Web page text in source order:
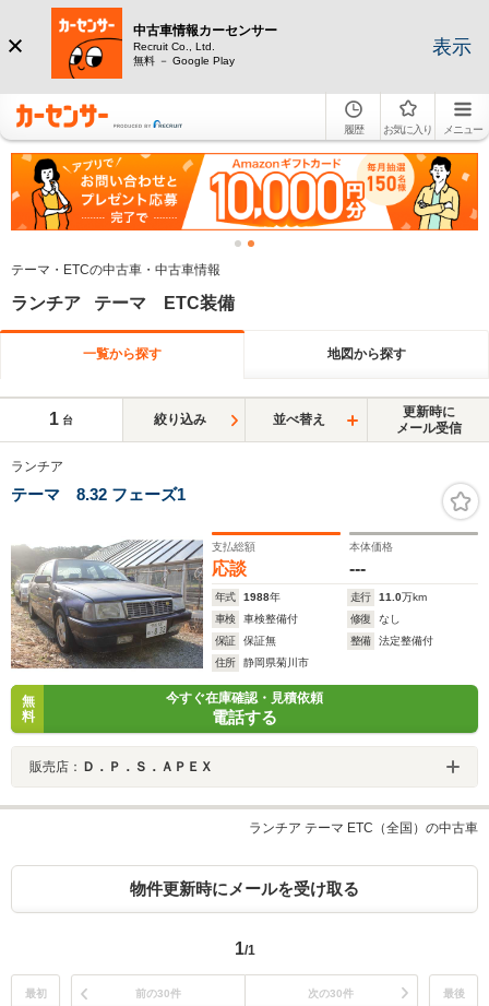
中古車情報カーセンサー
Recruit Co., Ltd.
無料 － Google Play
表示
履歴 お気に入り メニュー
テーマ・ETCの中古車・中古車情報
ランチア テーマ ETC装備
一覧から探す 地図から探す
1 台 絞り込み 並べ替え
更新時に
メール受信
ランチア
テーマ 8.32 フェーズ1
支払総額
応談
本体価格
---
年式 1988年 走行 11.0万km
車検
車検整備付 修復
なし
保証
保証無 整備
法定整備付
住所
静岡県菊川市
無
料
今すぐ在庫確認・見積依頼
電話する
販売店： Ｄ．Ｐ．Ｓ．ＡＰＥＸ
ランチア テーマ ETC（全国）の中古車
物件更新時にメールを受け取る
1/1
最初 前の30件 次の30件 最後